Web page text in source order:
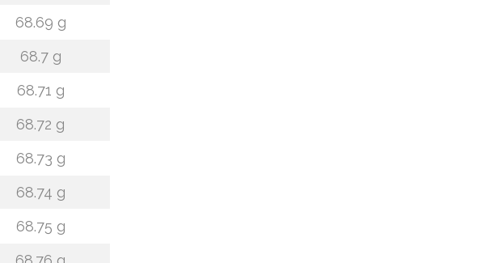
68.69 g
68.7 g
68.71 g
68.72 g
68.73 g
68.74 g
68.75 g